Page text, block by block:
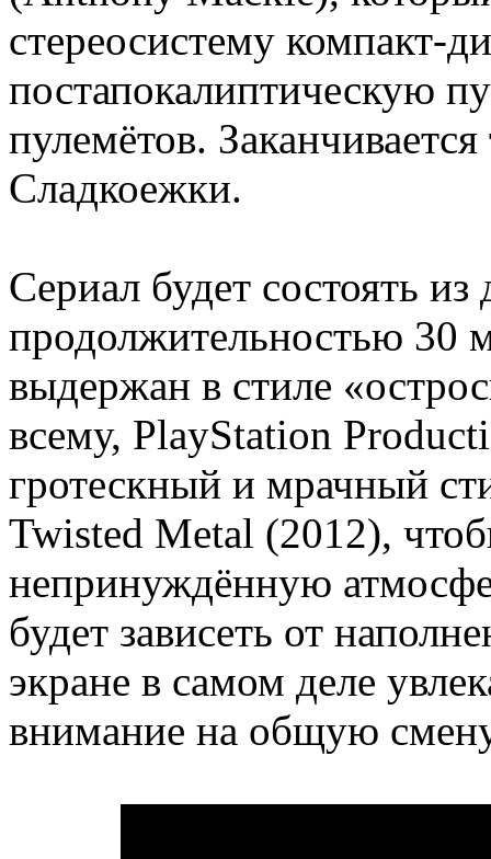
стереосистему компакт-
постапокалиптическую
пулемётов.
Сладкоежки.
Сериал будет состоять из
продолжительностью 30
выдержан в стиле
всему, PlayStation
гротескный и мрачный
Twisted Metal (2012),
непринуждённую
будет зависеть от
экране в самом деле
внимание на общую